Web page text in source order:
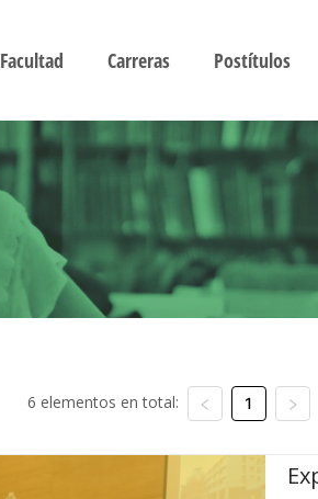
Facultad Carreras Postítulos
6 elementos en total: 1